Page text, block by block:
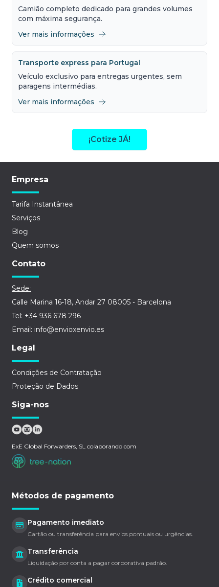
Camião completo dedicado para grandes volumes
com máxima segurança.
Ver mais informações
Transporte express para Portugal
Veículo exclusivo para entregas urgentes, sem
paragens intermédias.
Ver mais informações
¡Cotize JÁ!
Empresa
Tarifa Instantânea
Serviços
Blog
Quem somos
Contato
Sede:
Calle Marina 16-18, Andar 27 08005 - Barcelona
Tel: +34 936 678 296
Email: info@envioxenvio.es
Legal
Condições de Contratação
Proteção de Dados
Siga-nos
ExE Global Forwarders, SL colaborando com
Métodos de pagamento
Pagamento imediato
Cartão ou transferência para envios pontuais ou urgências.
Transferência
Liquidação por conta a pagar corporativa padrão.
Crédito comercial